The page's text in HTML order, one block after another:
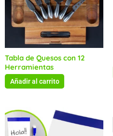
Tabla de Quesos con 12
Herramientas
Añadir al carrito